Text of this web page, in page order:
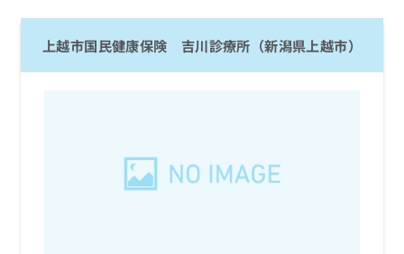
上越市国民健康保険 吉川診療所（新潟県上越市）